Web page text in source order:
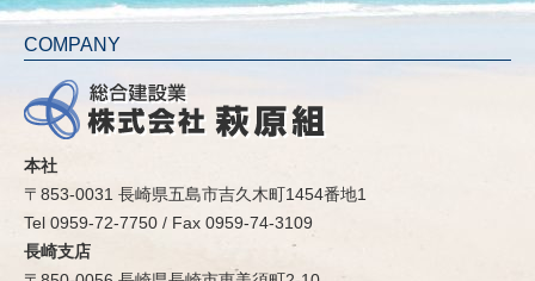
COMPANY
本社
〒853-0031 長崎県五島市吉久木町1454番地1
Tel 0959-72-7750 / Fax 0959-74-3109
長崎支店